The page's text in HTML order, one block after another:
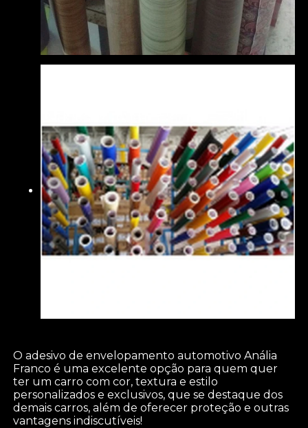
O adesivo de envelopamento automotivo Anália
Franco é uma excelente opção para quem quer
ter um carro com cor, textura e estilo
personalizados e exclusivos, que se destaque dos
demais carros, além de oferecer proteção e outras
vantagens indiscutíveis!